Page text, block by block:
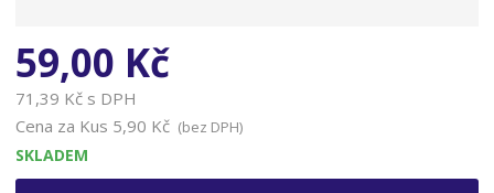
59,00 Kč
71,39 Kč s DPH
Cena za Kus 5,90 Kč (bez DPH)
SKLADEM